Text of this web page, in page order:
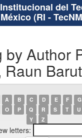
del
(RI -
by Author
Raun
A B C D E F G
O P Q R S T U
Y
Z
letters: